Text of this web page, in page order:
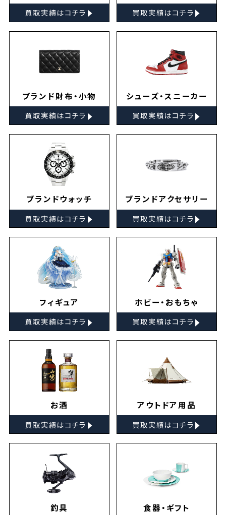
買取実績はコチラ ▸ 買取実績はコチラ ▸
ブランド財布・小物
買取実績はコチラ ▸
シューズ・スニーカー
買取実績はコチラ ▸
ブランドウォッチ
買取実績はコチラ ▸
ブランドアクセサリー
買取実績はコチラ ▸
フィギュア
買取実績はコチラ ▸
ホビー・おもちゃ
買取実績はコチラ ▸
お酒
買取実績はコチラ ▸
アウトドア用品
買取実績はコチラ ▸
釣具 食器・ギフト